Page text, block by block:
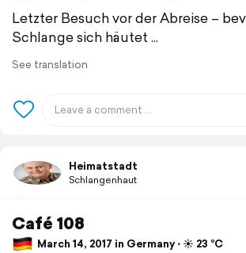
Letzter Besuch vor der Abreise –
Schlange sich häutet ...
See translation
Heimatstadt
Schlangenhaut
Café 108
March 14, 2017 in Germany ⋅ ☀️ 23 °C